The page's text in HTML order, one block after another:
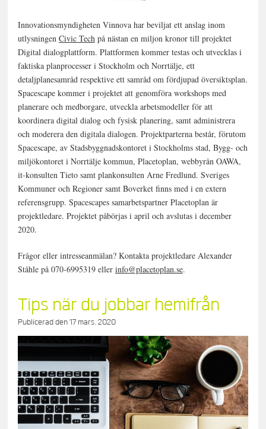
Innovationsmyndigheten Vinnova har beviljat ett anslag inom
utlysningen Civic Tech på nästan en miljon kronor till projektet
Digital dialogplattform. Plattformen kommer testas och utvecklas i
faktiska planprocesser i Stockholm och Norrtälje, ett
detaljplanesamråd respektive ett samråd om fördjupad översiktsplan.
Spacescape kommer i projektet att genomföra workshops med
planerare och medborgare, utveckla arbetsmodeller för att
koordinera digital dialog och fysisk planering, samt administrera
och moderera den digitala dialogen. Projektparterna består, förutom
Spacescape, av Stadsbyggnadskontoret i Stockholms stad, Bygg- och
miljökontoret i Norrtälje kommun, Placetoplan, webbyrån OAWA,
it-konsulten Tieto samt plankonsulten Arne Fredlund. Sveriges
Kommuner och Regioner samt Boverket finns med i en extern
referensgrupp. Spacescapes samarbetspartner Placetoplan är
projektledare. Projektet påbörjas i april och avslutas i december
2020.
Frågor eller intresseanmälan? Kontakta projektledare Alexander
Ståhle på 070-6995319 eller info@placetoplan.se.
Tips när du jobbar hemifrån
Publicerad den17 mars, 2020